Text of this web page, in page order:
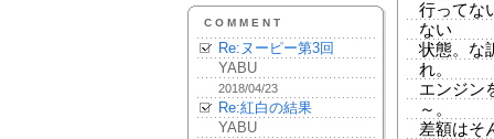
COMMENT
Re:ヌーピー第3回
YABU
2018/04/23
Re:紅白の結果
YABU
行ってな
ない
状態。な
れ。
エンジン
～。
差額はそ